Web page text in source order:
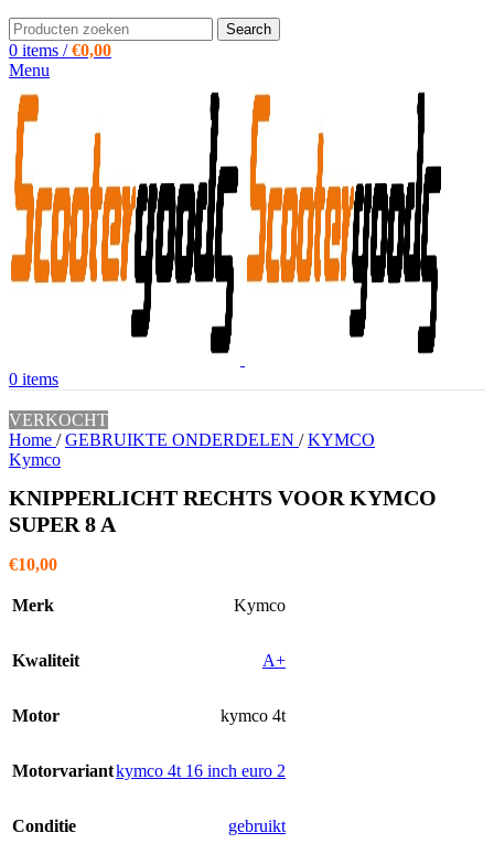
Search
0 items / €0,00
Menu
0 items
VERKOCHT
Home / GEBRUIKTE ONDERDELEN / KYMCO
Kymco
KNIPPERLICHT RECHTS VOOR KYMCO
SUPER 8 A
€10,00
Merk Kymco
Kwaliteit A+
Motor kymco 4t
Motorvariantkymco 4t 16 inch euro 2
Conditie gebruikt